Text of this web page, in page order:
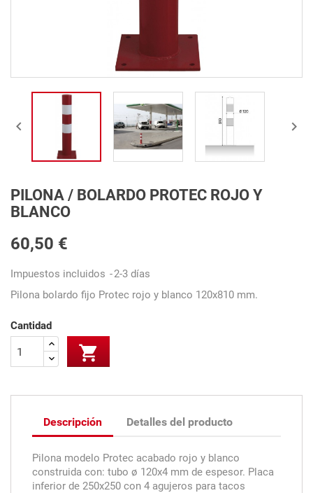
 
PILONA / BOLARDO PROTEC ROJO Y
BLANCO
60,50 €
Impuestos incluidos
2-3 días
Pilona bolardo fijo Protec rojo y blanco 120x810 mm.
Cantidad

Descripción Detalles del producto
Pilona modelo Protec acabado rojo y blanco
construida con: tubo ø 120x4 mm de espesor. Placa
inferior de 250x250 con 4 agujeros para tacos